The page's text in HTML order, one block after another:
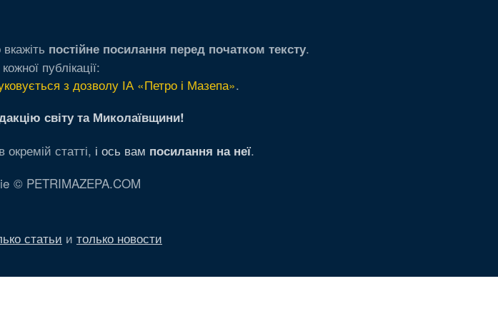
постійне посилання перед початком тексту.
публікації:
з дозволу ІА «Петро і Мазепа».
світу та Миколаївщини!
статті, і ось вам посилання на неї.
© PETRIMAZEPA.COM
статьи и только новости